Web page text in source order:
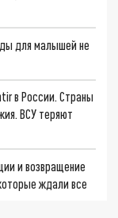
для малышей не
в России. Страны
ВСУ теряют
и возвращение
ждали все